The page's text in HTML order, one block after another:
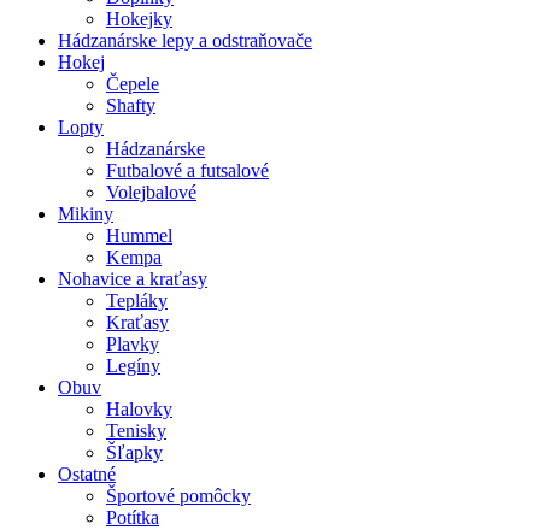
Hokejky
Hádzanárske lepy a odstraňovače
Hokej
Čepele
Shafty
Lopty
Hádzanárske
Futbalové a futsalové
Volejbalové
Mikiny
Hummel
Kempa
Nohavice a kraťasy
Tepláky
Kraťasy
Plavky
Legíny
Obuv
Halovky
Tenisky
Šľapky
Ostatné
Športové pomôcky
Potítka